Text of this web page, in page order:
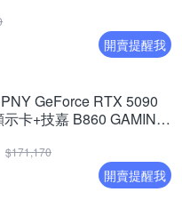
開賣提醒我
GeForce RTX 5090
卡+技嘉 B860 GAMING
$171,170
開賣提醒我